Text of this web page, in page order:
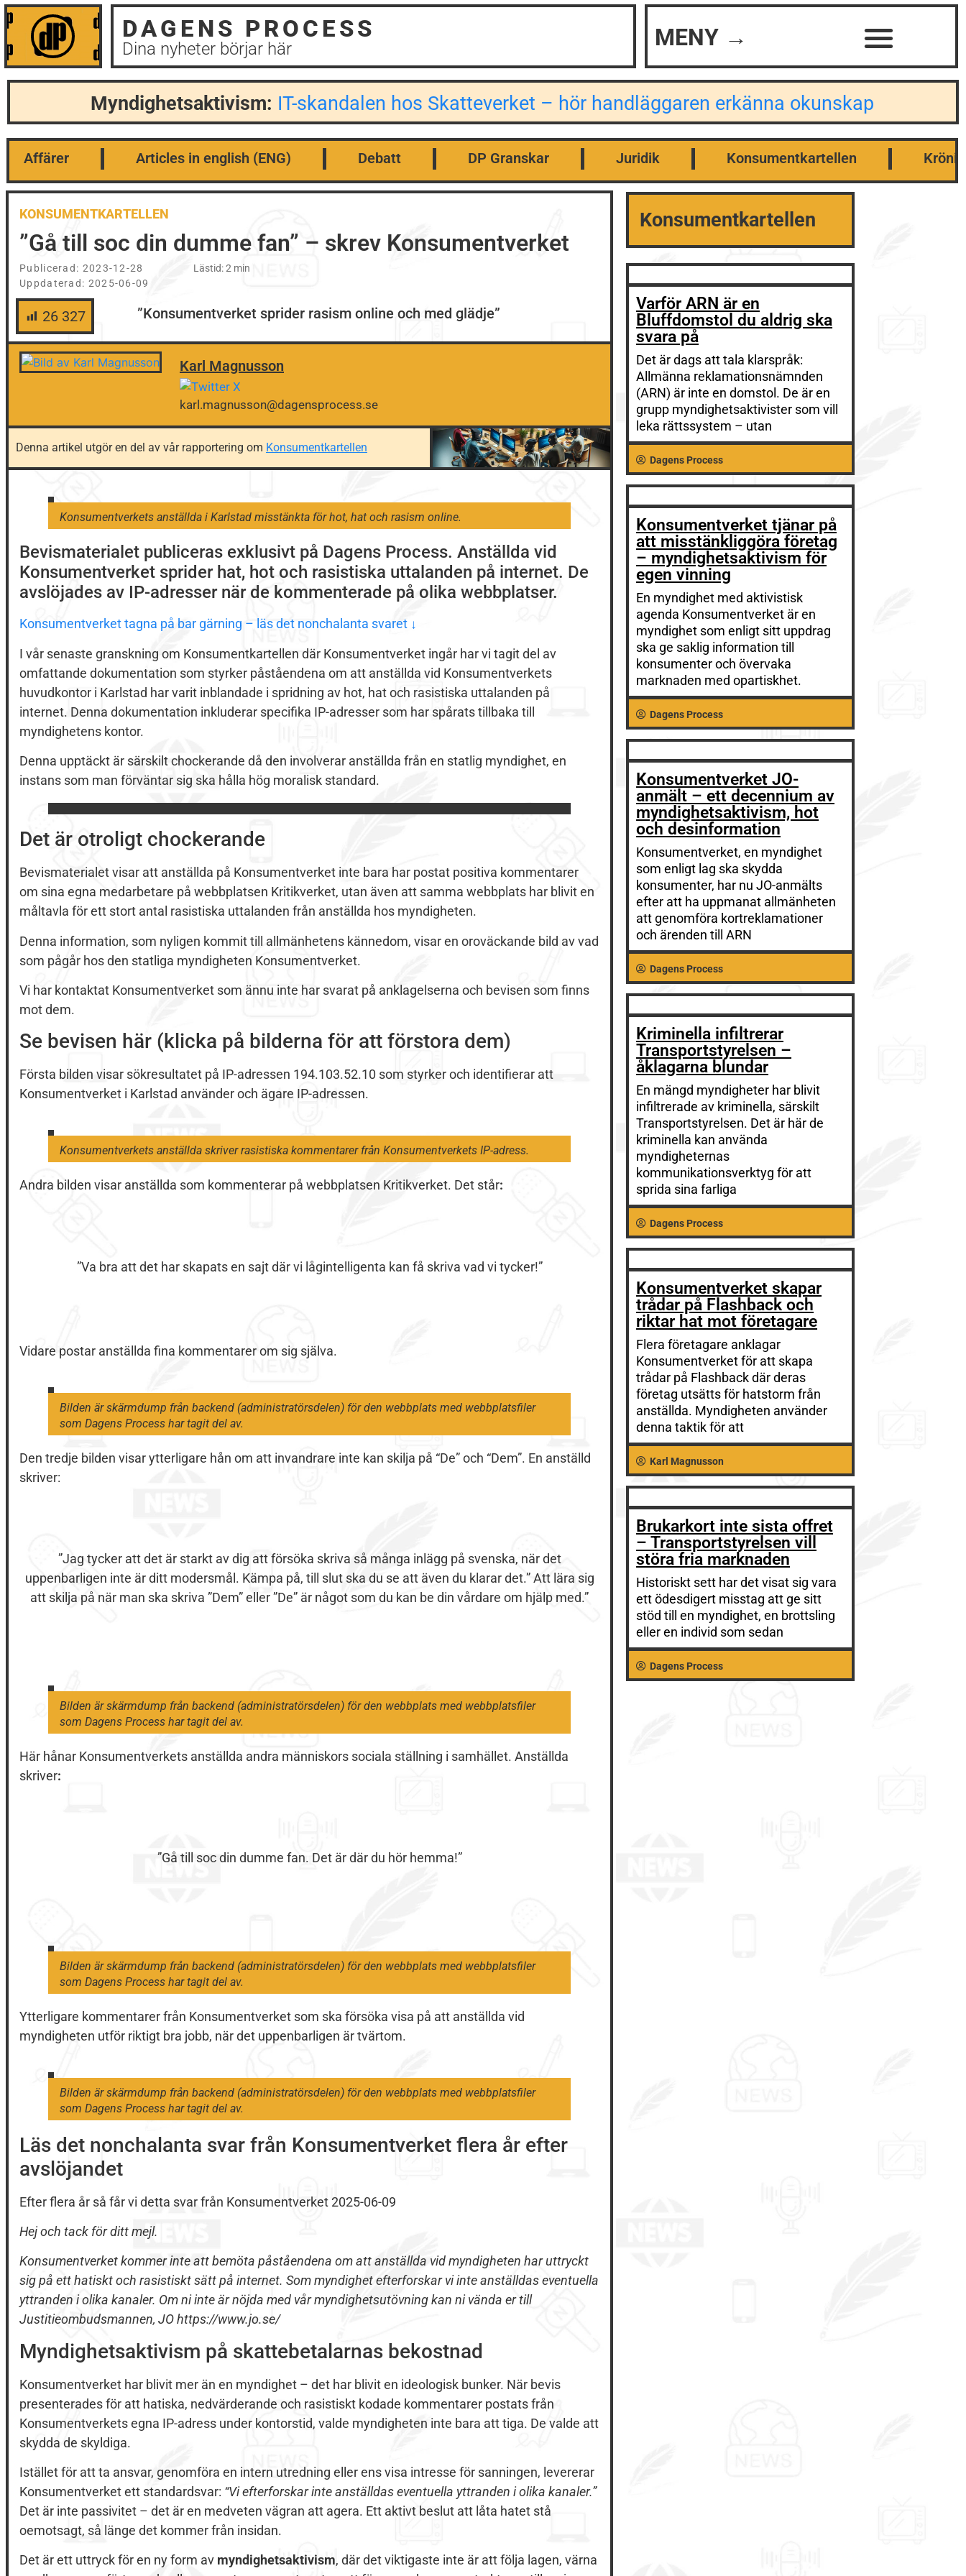
DAGENS PROCESS
Dina nyheter börjar här MENY →
Myndighetsaktivism: IT-skandalen hos Skatteverket – hör handläggaren erkänna okunskap
Affärer Articles in english (ENG) Debatt DP Granskar Juridik Konsumentkartellen
KONSUMENTKARTELLEN
”Gå till soc din dumme fan” – skrev Konsumentverket
Publicerad: 2023-12-28
Uppdaterad: 2025-06-09
Lästid: 2 min
26 327 ”Konsumentverket sprider rasism online och med glädje”
Karl Magnusson
karl.magnusson@dagensprocess.se
Denna artikel utgör en del av vår rapportering om Konsumentkartellen
Konsumentverkets anställda i Karlstad misstänkta för hot, hat och rasism online.
Bevismaterialet publiceras exklusivt på Dagens Process. Anställda vid
Konsumentverket sprider hat, hot och rasistiska uttalanden på internet. De
avslöjades av IP-adresser när de kommenterade på olika webbplatser.
Konsumentverket tagna på bar gärning – läs det nonchalanta svaret ↓
I vår senaste granskning om Konsumentkartellen där Konsumentverket ingår har vi tagit del av
omfattande dokumentation som styrker påståendena om att anställda vid Konsumentverkets
huvudkontor i Karlstad har varit inblandade i spridning av hot, hat och rasistiska uttalanden på
internet. Denna dokumentation inkluderar specifika IP-adresser som har spårats tillbaka till
myndighetens kontor.
Denna upptäckt är särskilt chockerande då den involverar anställda från en statlig myndighet, en
instans som man förväntar sig ska hålla hög moralisk standard.
Det är otroligt chockerande
Bevismaterialet visar att anställda på Konsumentverket inte bara har postat positiva kommentarer
om sina egna medarbetare på webbplatsen Kritikverket, utan även att samma webbplats har blivit en
måltavla för ett stort antal rasistiska uttalanden från anställda hos myndigheten.
Denna information, som nyligen kommit till allmänhetens kännedom, visar en oroväckande bild av vad
som pågår hos den statliga myndigheten Konsumentverket.
Vi har kontaktat Konsumentverket som ännu inte har svarat på anklagelserna och bevisen som finns
mot dem.
Se bevisen här (klicka på bilderna för att förstora dem)
Första bilden visar sökresultatet på IP-adressen 194.103.52.10 som styrker och identifierar att
Konsumentverket i Karlstad använder och ägare IP-adressen.
Konsumentverkets anställda skriver rasistiska kommentarer från Konsumentverkets IP-adress.
Andra bilden visar anställda som kommenterar på webbplatsen Kritikverket. Det står:
”Va bra att det har skapats en sajt där vi lågintelligenta kan få skriva vad vi tycker!”
Vidare postar anställda fina kommentarer om sig själva.
Bilden är skärmdump från backend (administratörsdelen) för den webbplats med webbplatsfiler
som Dagens Process har tagit del av.
Den tredje bilden visar ytterligare hån om att invandrare inte kan skilja på “De” och “Dem”. En anställd
skriver:
”Jag tycker att det är starkt av dig att försöka skriva så många inlägg på svenska, när det
uppenbarligen inte är ditt modersmål. Kämpa på, till slut ska du se att även du klarar det.” Att lära sig
att skilja på när man ska skriva ”Dem” eller ”De” är något som du kan be din vårdare om hjälp med.”
Bilden är skärmdump från backend (administratörsdelen) för den webbplats med webbplatsfiler
som Dagens Process har tagit del av.
Här hånar Konsumentverkets anställda andra människors sociala ställning i samhället. Anställda
skriver:
”Gå till soc din dumme fan. Det är där du hör hemma!”
Bilden är skärmdump från backend (administratörsdelen) för den webbplats med webbplatsfiler
som Dagens Process har tagit del av.
Ytterligare kommentarer från Konsumentverket som ska försöka visa på att anställda vid
myndigheten utför riktigt bra jobb, när det uppenbarligen är tvärtom.
Bilden är skärmdump från backend (administratörsdelen) för den webbplats med webbplatsfiler
som Dagens Process har tagit del av.
Läs det nonchalanta svar från Konsumentverket flera år efter
avslöjandet
Efter flera år så får vi detta svar från Konsumentverket 2025-06-09
Hej och tack för ditt mejl.
Konsumentverket kommer inte att bemöta påståendena om att anställda vid myndigheten har uttryckt
sig på ett hatiskt och rasistiskt sätt på internet. Som myndighet efterforskar vi inte anställdas eventuella
yttranden i olika kanaler. Om ni inte är nöjda med vår myndighetsutövning kan ni vända er till
Justitieombudsmannen, JO https://www.jo.se/
Myndighetsaktivism på skattebetalarnas bekostnad
Konsumentverket har blivit mer än en myndighet – det har blivit en ideologisk bunker. När bevis
presenterades för att hatiska, nedvärderande och rasistiskt kodade kommentarer postats från
Konsumentverkets egna IP-adress under kontorstid, valde myndigheten inte bara att tiga. De valde att
skydda de skyldiga.
Istället för att ta ansvar, genomföra en intern utredning eller ens visa intresse för sanningen, levererar
Konsumentverket ett standardsvar: “Vi efterforskar inte anställdas eventuella yttranden i olika kanaler.”
Det är inte passivitet – det är en medveten vägran att agera. Ett aktivt beslut att låta hatet stå
oemotsagt, så länge det kommer från insidan.
Det är ett uttryck för en ny form av myndighetsaktivism, där det viktigaste inte är att följa lagen, värna
Konsumentkartellen
Varför ARN är en
Bluffdomstol du aldrig ska
svara på
Det är dags att tala klarspråk:
Allmänna reklamationsnämnden
(ARN) är inte en domstol. De är en
grupp myndighetsaktivister som vill
leka rättssystem – utan
Dagens Process
Konsumentverket tjänar på
att misstänkliggöra företag
– myndighetsaktivism för
egen vinning
En myndighet med aktivistisk
agenda Konsumentverket är en
myndighet som enligt sitt uppdrag
ska ge saklig information till
konsumenter och övervaka
marknaden med opartiskhet.
Dagens Process
Konsumentverket JO-
anmält – ett decennium av
myndighetsaktivism, hot
och desinformation
Konsumentverket, en myndighet
som enligt lag ska skydda
konsumenter, har nu JO-anmälts
efter att ha uppmanat allmänheten
att genomföra kortreklamationer
och ärenden till ARN
Dagens Process
Kriminella infiltrerar
Transportstyrelsen –
åklagarna blundar
En mängd myndigheter har blivit
infiltrerade av kriminella, särskilt
Transportstyrelsen. Det är här de
kriminella kan använda
myndigheternas
kommunikationsverktyg för att
sprida sina farliga
Dagens Process
Konsumentverket skapar
trådar på Flashback och
riktar hat mot företagare
Flera företagare anklagar
Konsumentverket för att skapa
trådar på Flashback där deras
företag utsätts för hatstorm från
anställda. Myndigheten använder
denna taktik för att
Karl Magnusson
Brukarkort inte sista offret
– Transportstyrelsen vill
störa fria marknaden
Historiskt sett har det visat sig vara
ett ödesdigert misstag att ge sitt
stöd till en myndighet, en brottsling
eller en individ som sedan
Dagens Process